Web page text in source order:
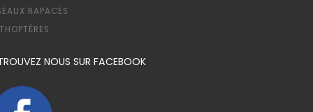
RAPACES
NOUS SUR FACEBOOK